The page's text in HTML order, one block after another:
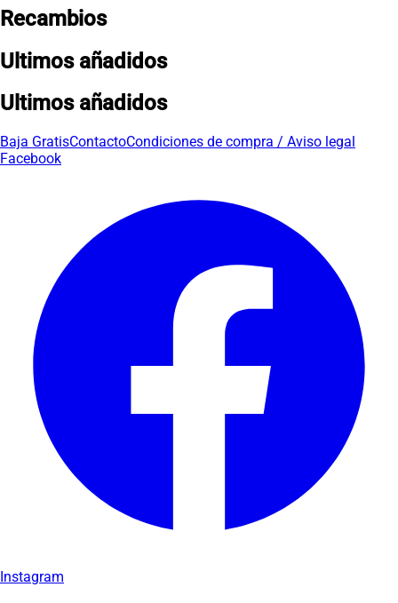
Recambios
Ultimos añadidos
Ultimos añadidos
Baja GratisContactoCondiciones de compra / Aviso legal
Facebook
Instagram